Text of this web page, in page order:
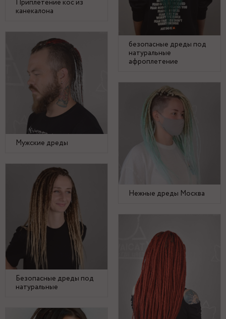
Приплетение кос из
канекалона
безопасные дреды под
натуральные
афроплетение
Мужские дреды
Нежные дреды Москва
Безопасные дреды под
натуральные